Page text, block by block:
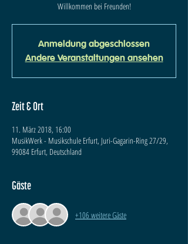
Willkommen bei Freunden!
Anmeldung abgeschlossen
Andere Veranstaltungen ansehen
Zeit & Ort
11. März 2018, 16:00
MusikWerk - Musikschule Erfurt, Juri-Gagarin-Ring 27/29,
99084 Erfurt, Deutschland
Gäste
+106 weitere Gäste